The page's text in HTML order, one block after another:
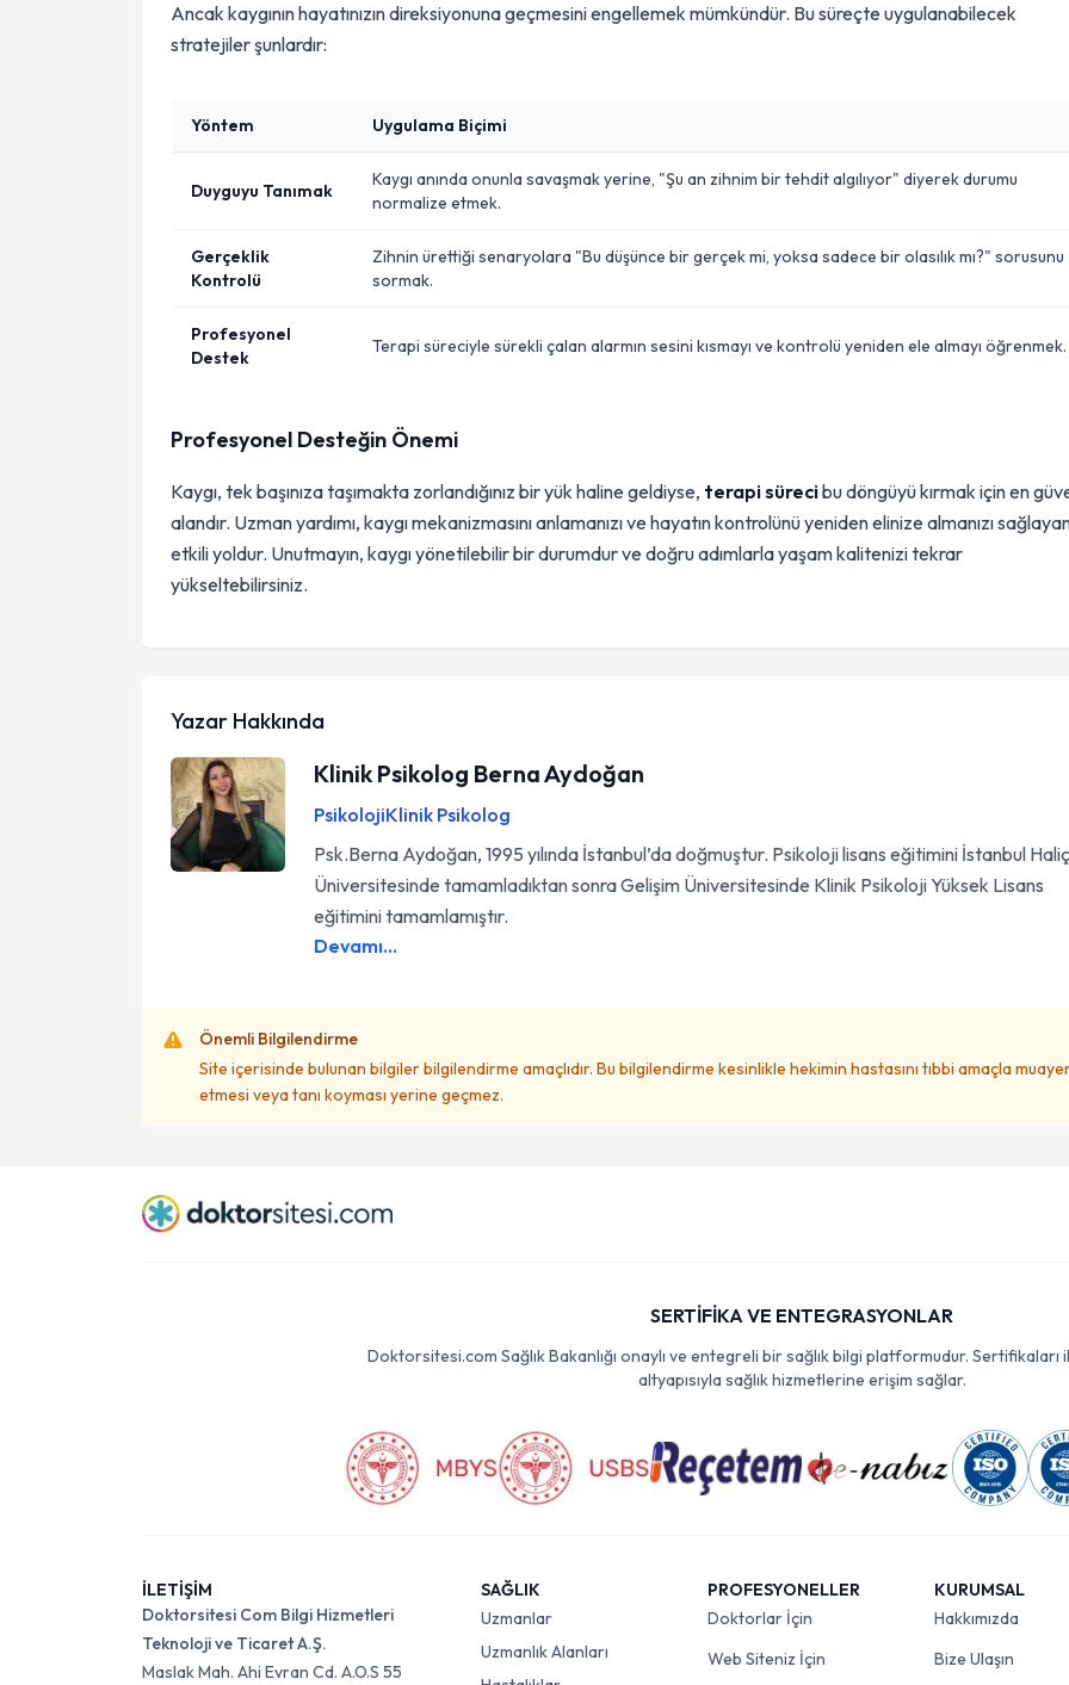
Ancak kaygının hayatınızın direksiyonuna geçmesini engellemek mümkündür. Bu süreçte uygulanabilecek
stratejiler şunlardır:
Yöntem Uygulama Biçimi
Duyguyu Tanımak
Kaygı anında onunla savaşmak yerine, "Şu an zihnim bir tehdit algılıyor" diyerek durumu
normalize etmek.
Gerçeklik
Kontrolü
Zihnin ürettiği senaryolara "Bu düşünce bir gerçek mi, yoksa sadece bir olasılık mı?" sorusunu
sormak.
Profesyonel
Destek
Terapi süreciyle sürekli çalan alarmın sesini kısmayı ve kontrolü yeniden ele almayı öğrenmek.
Profesyonel Desteğin Önemi
Kaygı, tek başınıza taşımakta zorlandığınız bir yük haline geldiyse, terapi sürecibu döngüyü kırmak için en
alandır. Uzman yardımı, kaygı mekanizmasını anlamanızı ve hayatın kontrolünü yeniden elinize almanızı
etkili yoldur. Unutmayın, kaygı yönetilebilir bir durumdur ve doğru adımlarla yaşam kalitenizi tekrar
yükseltebilirsiniz.
Yazar Hakkında
Klinik Psikolog Berna Aydoğan
PsikolojiKlinik Psikolog
Psk.Berna Aydoğan, 1995 yılında İstanbul’da doğmuştur. Psikoloji lisans eğitimini İstanbul Haliç
Üniversitesinde tamamladıktan sonra Gelişim Üniversitesinde Klinik Psikoloji Yüksek Lisans
eğitimini tamamlamıştır.
Devamı...
Önemli Bilgilendirme
Site içerisinde bulunan bilgiler bilgilendirme amaçlıdır. Bu bilgilendirme kesinlikle hekimin hastasını tıbbi amaçla
etmesi veya tanı koyması yerine geçmez.
SERTİFİKA VE ENTEGRASYONLAR
Doktorsitesi.com Sağlık Bakanlığı onaylı ve entegreli bir sağlık bilgi platformudur.
altyapısıyla sağlık hizmetlerine erişim sağlar.
İLETİŞİM
Doktorsitesi Com Bilgi Hizmetleri
Teknoloji ve Ticaret A.Ş.
Maslak Mah. Ahi Evran Cd. A.O.S 55
SAĞLIK
Uzmanlar
Uzmanlık Alanları
PROFESYONELLER
Doktorlar İçin
Web Siteniz İçin
KURUMSAL
Hakkımızda
Bize Ulaşın